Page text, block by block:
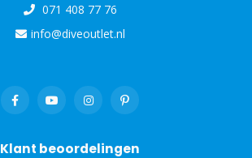
071 408 77 76
info@diveoutlet.nl
Klant beoordelingen